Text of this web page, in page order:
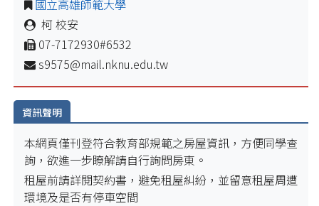
國立高雄師範大學
柯 校安
07-7172930#6532
s9575@mail.nknu.edu.tw
資訊聲明
本網頁僅刊登符合教育部規範之房屋資訊，方便同學查
詢，欲進一步瞭解請自行詢問房東。
租屋前請詳閱契約書，避免租屋糾紛，並留意租屋周遭
環境及是否有停車空間